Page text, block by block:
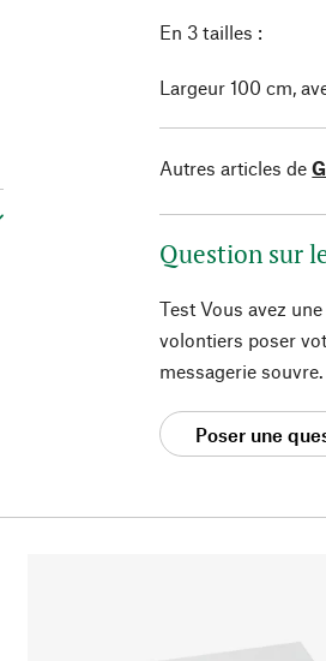
En 3 tailles :
Largeur 100 cm,
Autres articles de
Question sur
Test Vous avez
volontiers poser
messagerie souvre.
Poser une